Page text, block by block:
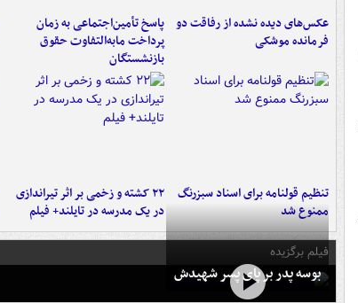
عکس‌های دیده نشده از رفاقت دو
فرمانده‌ موشکی
پاسخ تأمین‌اجتماعی به زمان
پرداخت مابه‌التفاوت حقوق
بازنشستگان
تنظیم قولنامه برای اسناد سبزرنگ
ممنوع شد
۲۲ کشته و زخمی بر اثر تیراندازی
در یک مدرسه در تایلند+ فیلم
فیلم برگزیده
بوسه‌ پدر بر پای پسر شهیدش